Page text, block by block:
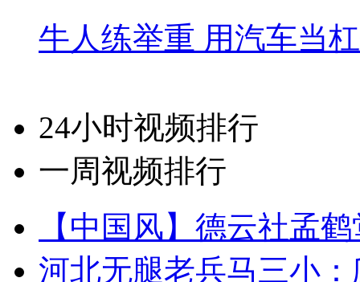
牛人练举重 用汽车当
24小时视频排行
一周视频排行
【中国风】德云社孟
河北无腿老兵马三小